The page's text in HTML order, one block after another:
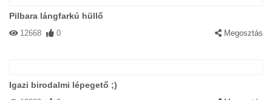
Pilbara lángfarkú hüllő
12668 0 Megosztás
Igazi birodalmi lépegető ;)